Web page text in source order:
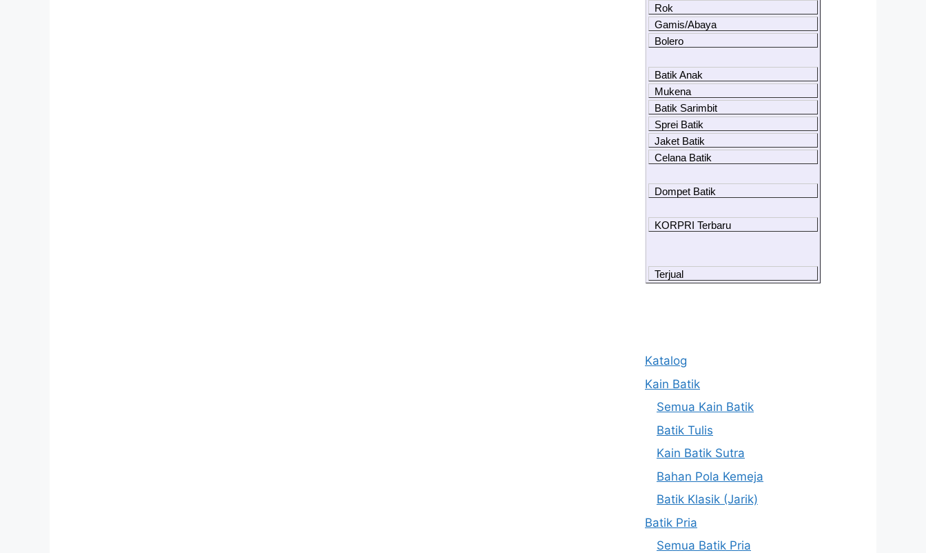
Rok
Gamis/Abaya
Bolero
Batik Anak
Mukena
Batik Sarimbit
Sprei Batik
Jaket Batik
Celana Batik
Dompet Batik
KORPRI Terbaru
Terjual
Katalog
Kain Batik
Semua Kain Batik
Batik Tulis
Kain Batik Sutra
Bahan Pola Kemeja
Batik Klasik (Jarik)
Batik Pria
Semua Batik Pria